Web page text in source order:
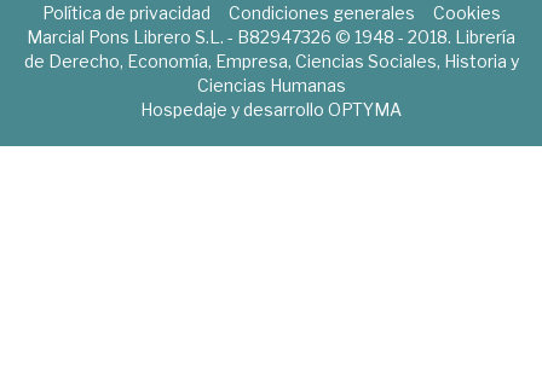
Política de privacidad Condiciones generales
Cookies
Marcial Pons Librero S.L. - B82947326 © 1948 - 2018. Librería
de Derecho, Economía, Empresa, Ciencias Sociales, Historia y
Ciencias Humanas
Hospedaje y desarrollo OPTYMA